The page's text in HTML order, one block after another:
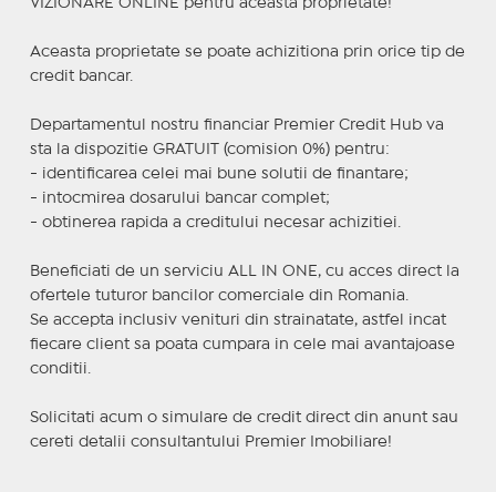
VIZIONARE ONLINE pentru aceasta proprietate!
Aceasta proprietate se poate achizitiona prin orice tip de
credit bancar.
Departamentul nostru financiar Premier Credit Hub va
sta la dispozitie GRATUIT (comision 0%) pentru:
- identificarea celei mai bune solutii de finantare;
- intocmirea dosarului bancar complet;
- obtinerea rapida a creditului necesar achizitiei.
Beneficiati de un serviciu ALL IN ONE, cu acces direct la
ofertele tuturor bancilor comerciale din Romania.
Se accepta inclusiv venituri din strainatate, astfel incat
fiecare client sa poata cumpara in cele mai avantajoase
conditii.
Solicitati acum o simulare de credit direct din anunt sau
cereti detalii consultantului Premier Imobiliare!